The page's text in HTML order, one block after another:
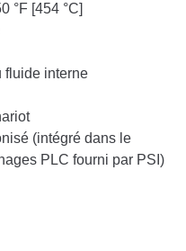
°F [454 °C]
fluide interne
(intégré dans le
PLC fourni par PSI)